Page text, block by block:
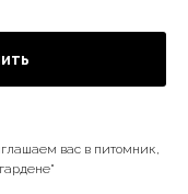
вас в питомник,